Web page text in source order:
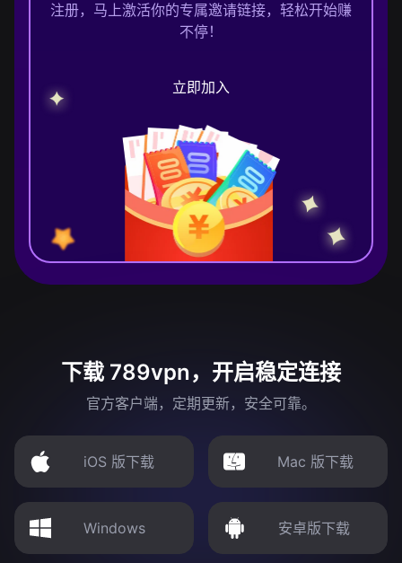
注册，马上激活你的专属邀请链接，轻松开始赚
不停！
立即加入
下载 789vpn，开启稳定连接
官方客户端，定期更新，安全可靠。
iOS 版下载 Mac 版下载
Windows 安卓版下载